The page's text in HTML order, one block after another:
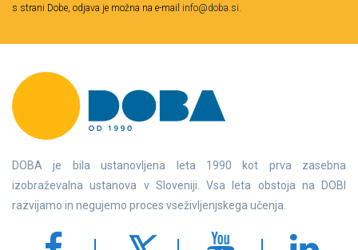
s strani Dobe, odjava je možna na e-mail info@doba.si.
DOBA je bila ustanovljena leta 1990 kot prva zasebna
izobraževalna ustanova v Sloveniji. Vsa leta obstoja na DOBI
razvijamo in negujemo proces vseživljenjskega učenja.